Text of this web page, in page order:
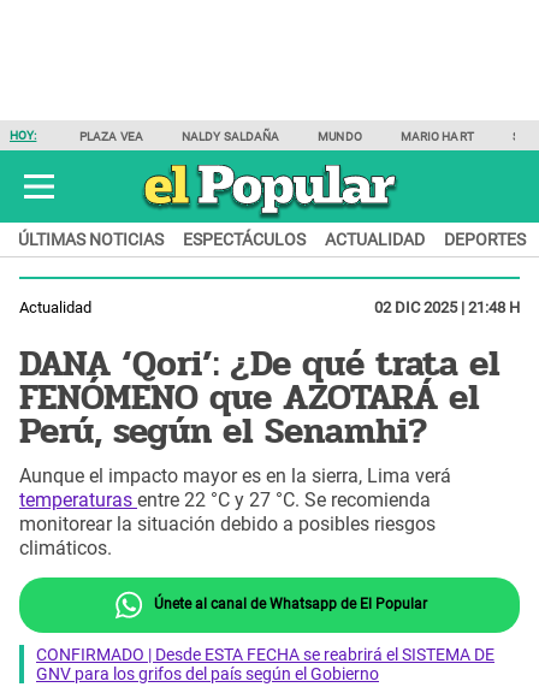
HOY: PLAZA VEA NALDY SALDAÑA MUNDO MARIO HART
ÚLTIMAS NOTICIAS ESPECTÁCULOS ACTUALIDAD DEPORTES
Actualidad 02 DIC 2025 | 21:48 H
DANA ‘Qori’: ¿De qué trata el
FENÓMENO que AZOTARÁ el
Perú, según el Senamhi?
Aunque el impacto mayor es en la sierra, Lima verá
temperaturas entre 22 °C y 27 °C. Se recomienda
monitorear la situación debido a posibles riesgos
climáticos.
Únete al canal de Whatsapp de El Popular
CONFIRMADO | Desde ESTA FECHA se reabrirá el SISTEMA DE
GNV para los grifos del país según el Gobierno